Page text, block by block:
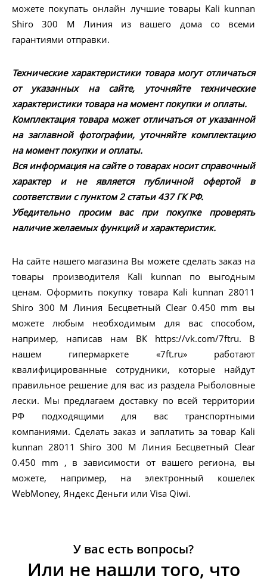
можете покупать онлайн лучшие товары Kali kunnan
Shiro 300 M Линия из вашего дома со всеми
гарантиями отправки.
Технические характеристики товара могут отличаться
от указанных на сайте, уточняйте технические
характеристики товара на момент покупки и оплаты.
Комплектация товара может отличаться от указанной
на заглавной фотографии, уточняйте комплектацию
на момент покупки и оплаты.
Вся информация на сайте о товарах носит справочный
характер и не является публичной офертой в
соответствии с пунктом 2 статьи 437 ГК РФ.
Убедительно просим вас при покупке проверять
наличие желаемых функций и характеристик.
На сайте нашего магазина Вы можете сделать заказ на
товары производителя Kali kunnan по выгодным
ценам. Оформить покупку товара Kali kunnan 28011
Shiro 300 M Линия Бесцветный Clear 0.450 mm вы
можете любым необходимым для вас способом,
например, написав нам ВК https://vk.com/7ftru. В
нашем гипермаркете «7ft.ru» работают
квалифицированные сотрудники, которые найдут
правильное решение для вас из раздела Рыболовные
лески. Мы предлагаем доставку по всей территории
РФ подходящими для вас транспортными
компаниями. Сделать заказ и заплатить за товар Kali
kunnan 28011 Shiro 300 M Линия Бесцветный Clear
0.450 mm , в зависимости от вашего региона, вы
можете, например, на электронный кошелек
WebMoney, Яндекс Деньги или Visa Qiwi.
У вас есть вопросы?
Или не нашли того, что